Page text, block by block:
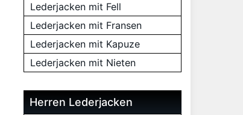
Lederjacken mit Fell
Lederjacken mit Fransen
Lederjacken mit Kapuze
Lederjacken mit Nieten
Herren Lederjacken